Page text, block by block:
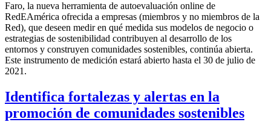
Faro, la nueva herramienta de autoevaluación online de
RedEAmérica ofrecida a empresas (miembros y no miembros de la
Red), que deseen medir en qué medida sus modelos de negocio o
estrategias de sostenibilidad contribuyen al desarrollo de los
entornos y construyen comunidades sostenibles, continúa abierta.
Este instrumento de medición estará abierto hasta el 30 de julio de
2021.
Identifica fortalezas y alertas en la
promoción de comunidades sostenibles